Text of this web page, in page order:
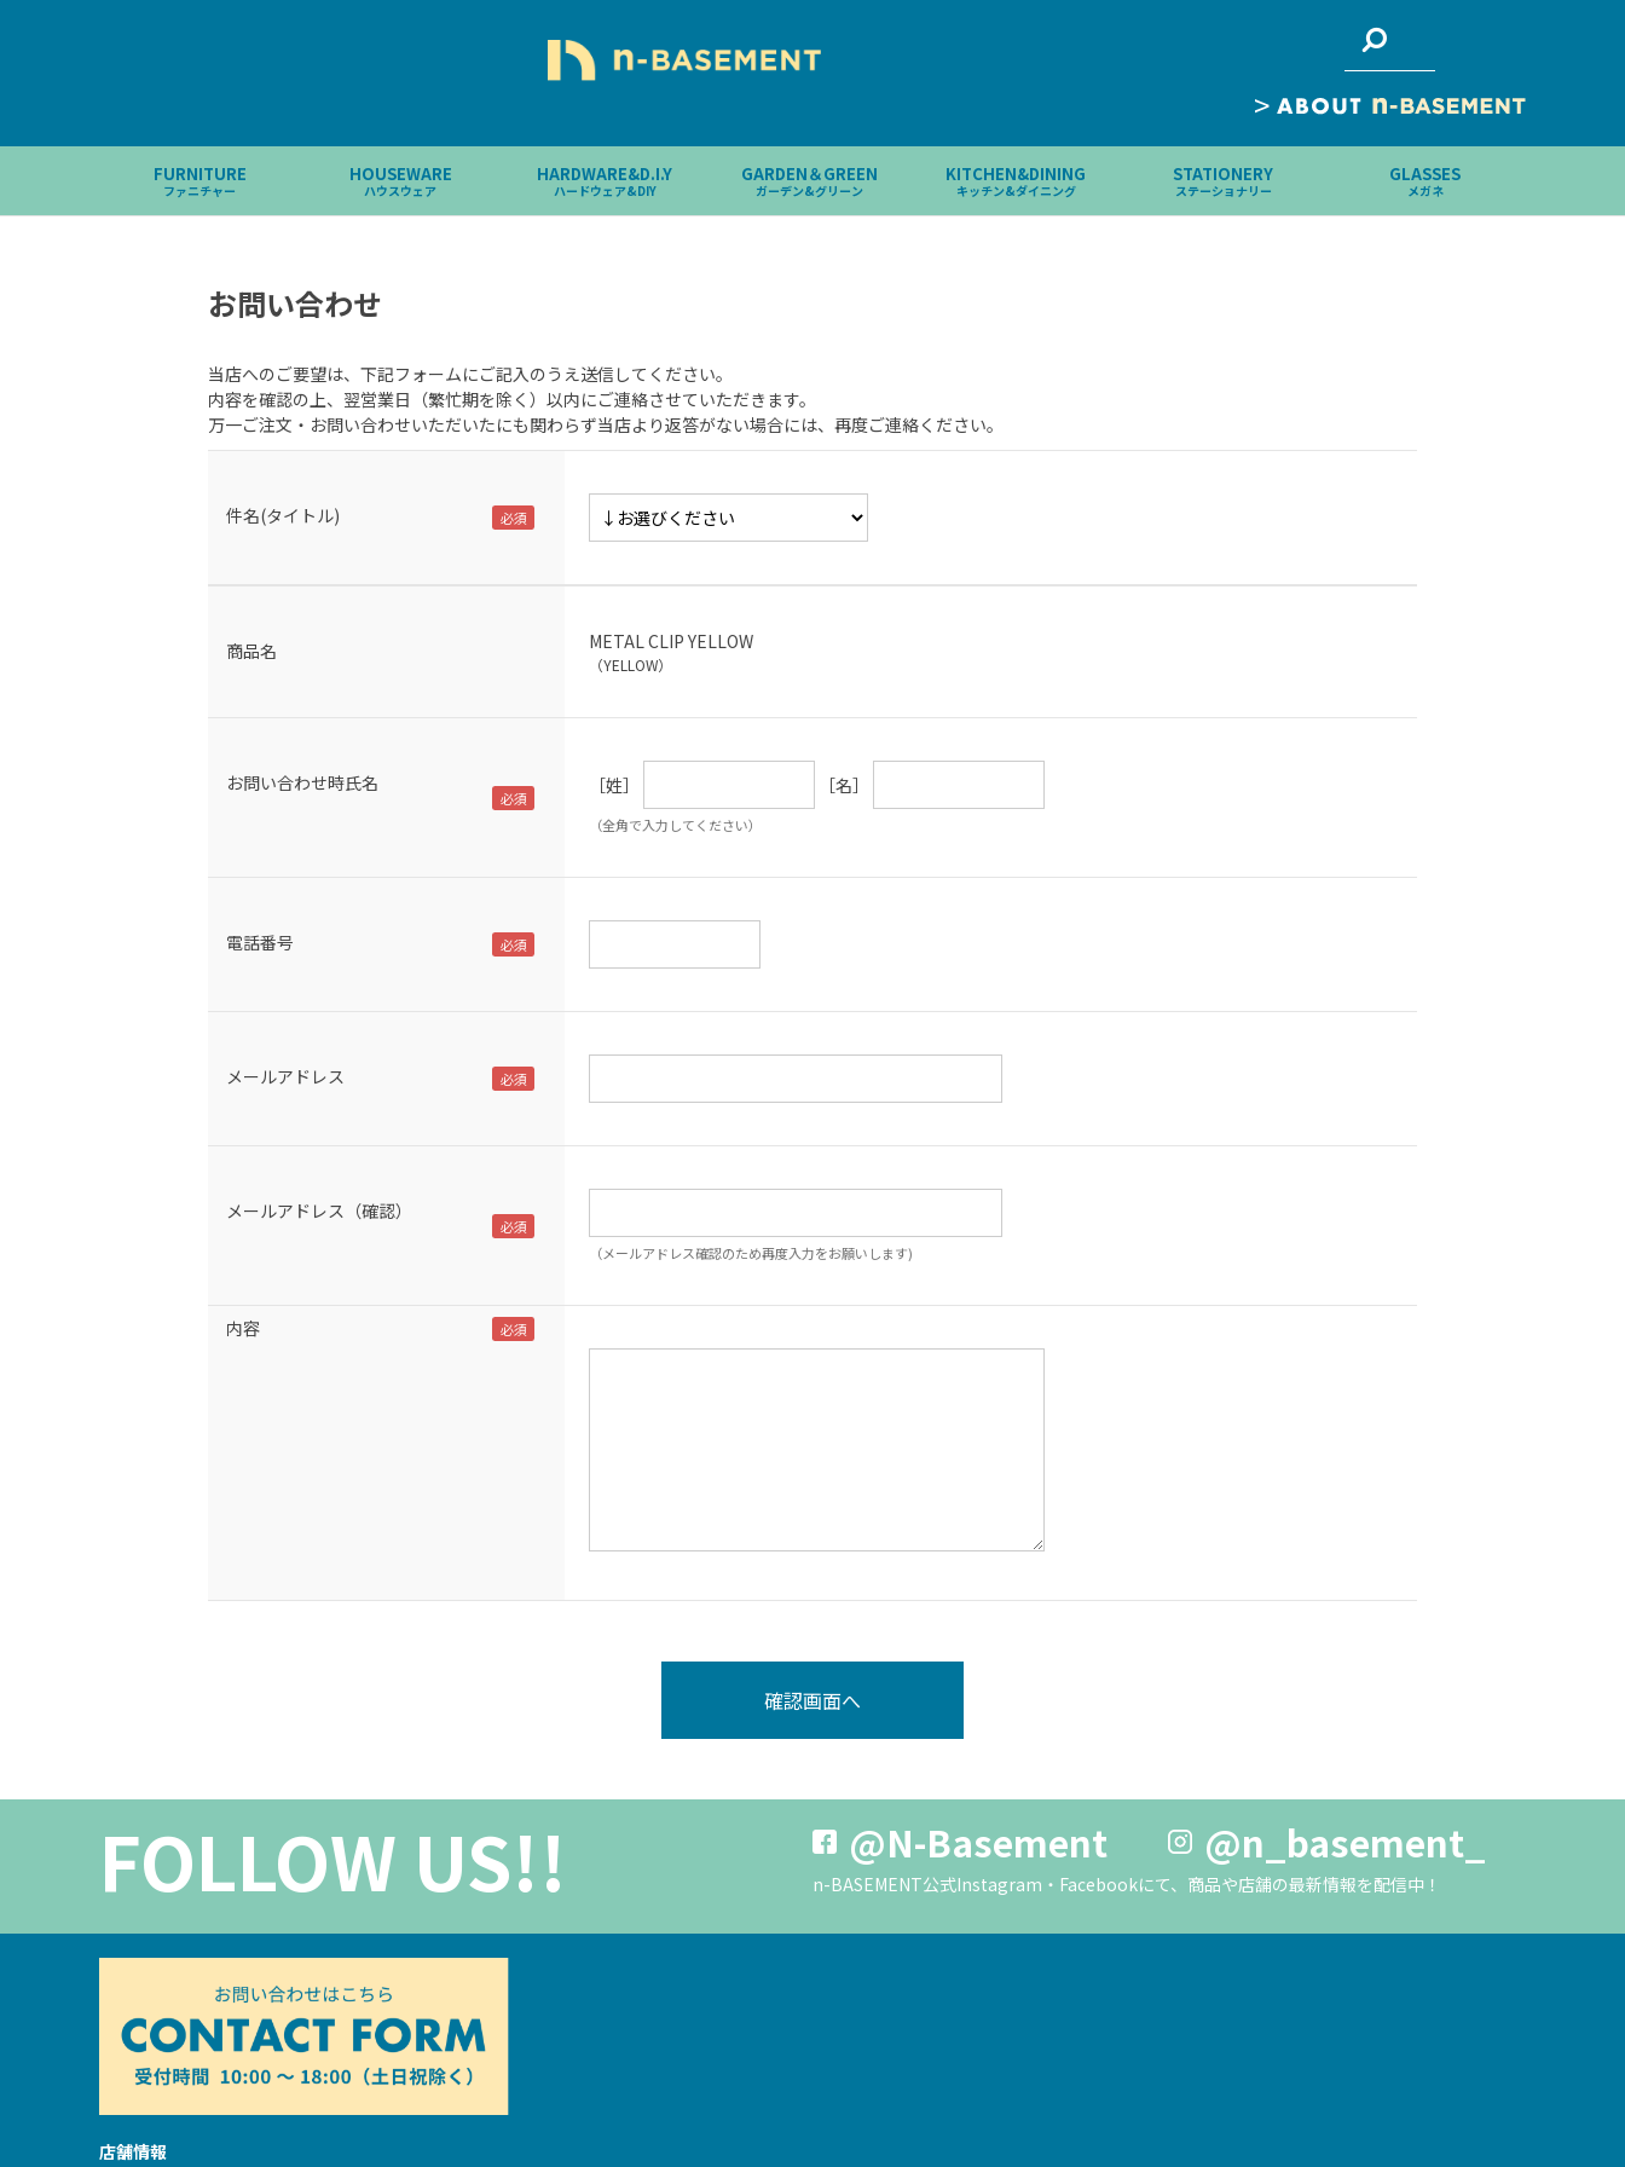
>
FURNITURE
ファニチャー
HOUSEWARE
ハウスウェア
HARDWARE&D.I.Y
ハードウェア&DIY
GARDEN＆GREEN
ガーデン&グリーン
KITCHEN&DINING
キッチン&ダイニング
STATIONERY
ステーショナリー
GLASSES
メガネ
お問い合わせ
当店へのご要望は、下記フォームにご記入のうえ送信してください。
内容を確認の上、翌営業日（繁忙期を除く）以内にご連絡させていただきます。
万一ご注文・お問い合わせいただいたにも関わらず当店より返答がない場合には、再度ご連絡ください。
件名(タイトル)
商品名 METAL CLIP YELLOW
（YELLOW）
お問い合わせ時氏名 ［姓］ ［名］
（全角で入力してください）
電話番号
メールアドレス
メールアドレス（確認）
（メールアドレス確認のため再度入力をお願いします)
内容
FOLLOW US!! @N-Basement @n_basement_
n-BASEMENT公式Instagram・Facebookにて、商品や店舗の最新情報を配信中！
店舗情報